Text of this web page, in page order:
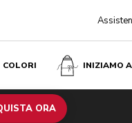
COLORI INIZIAMO
ORA